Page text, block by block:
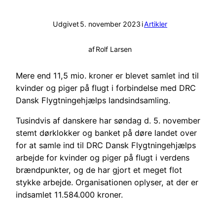
Udgivet5. november 2023 iArtikler
afRolf Larsen
Mere end 11,5 mio. kroner er blevet samlet ind til
kvinder og piger på flugt i forbindelse med DRC
Dansk Flygtningehjælps landsindsamling.
Tusindvis af danskere har søndag d. 5. november
stemt dørklokker og banket på døre landet over
for at samle ind til DRC Dansk Flygtningehjælps
arbejde for kvinder og piger på flugt i verdens
brændpunkter, og de har gjort et meget flot
stykke arbejde. Organisationen oplyser, at der er
indsamlet 11.584.000 kroner.